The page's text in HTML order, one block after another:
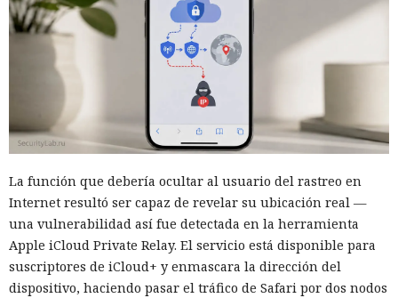
La función que debería ocultar al usuario del rastreo en
Internet resultó ser capaz de revelar su ubicación real —
una vulnerabilidad así fue detectada en la herramienta
Apple iCloud Private Relay. El servicio está disponible para
suscriptores de iCloud+ y enmascara la dirección del
dispositivo, haciendo pasar el tráfico de Safari por dos nodos